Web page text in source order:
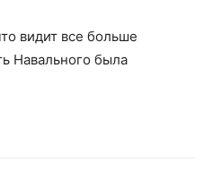
видит все больше
Навального была